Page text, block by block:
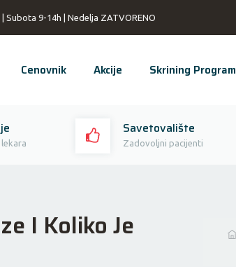
Subota 9-14h | Nedelja ZATVORENO
Cenovnik Akcije Skrining Program
Savetovalište
Zadovoljni pacijenti
I Koliko Je